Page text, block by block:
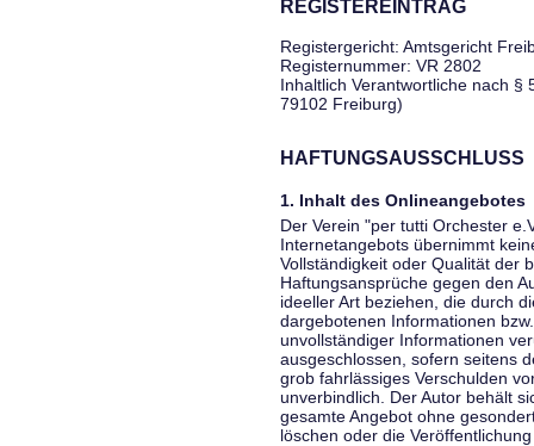
REGISTEREINTRAG
Registergericht: Amtsgericht
Registernummer: VR 2802
Inhaltlich Verantwortliche nach §
79102 Freiburg)
HAFTUNGSAUSSCHLUSS
1. Inhalt des Onlineangebotes
Der Verein "per tutti Orchester
Internetangebots übernimmt
Vollständigkeit oder Qualität der
Haftungsansprüche gegen den
ideeller Art beziehen, die durch
dargebotenen Informationen
unvollständiger Informationen
ausgeschlossen, sofern seitens
grob fahrlässiges Verschulden
unverbindlich. Der Autor behält
gesamte Angebot ohne
löschen oder die